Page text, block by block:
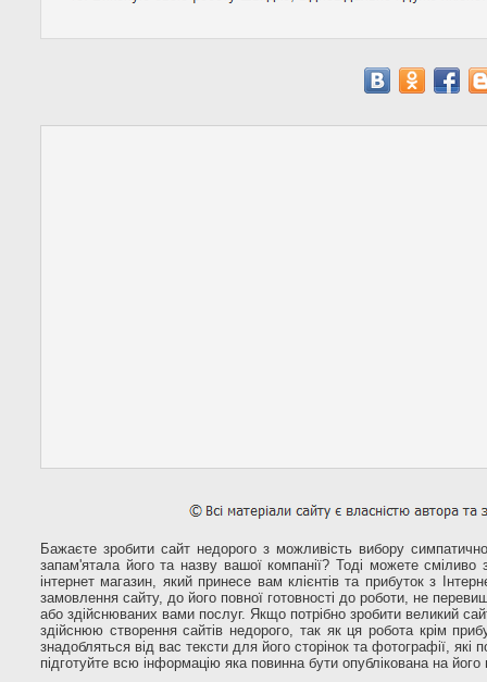
Бажаєте зробити сайт недорого з можливість вибору
запам'ятала його та назву вашої компанії? Тоді можете
інтернет магазин, який принесе вам клієнтів та прибуток з
замовлення сайту, до його повної готовності до роботи, не
або здійснюваних вами послуг. Якщо потрібно зробити великий
здійснюю створення сайтів недорого, так як ця робота крім
знадобляться від вас тексти для його сторінок та фотографії,
підготуйте всю інформацію яка повинна бути опублікована на його